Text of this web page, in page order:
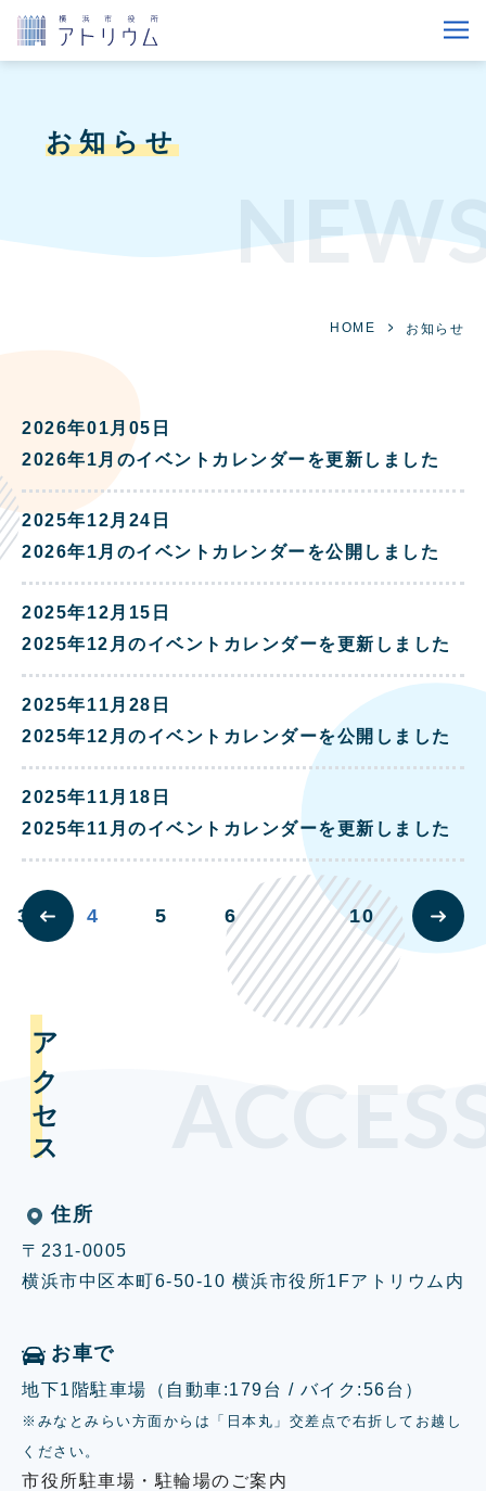
お知らせ
HOME お知らせ
2026年01月05日
2026年1月のイベントカレンダーを更新しました
2025年12月24日
2026年1月のイベントカレンダーを公開しました
2025年12月15日
2025年12月のイベントカレンダーを更新しました
2025年11月28日
2025年12月のイベントカレンダーを公開しました
2025年11月18日
2025年11月のイベントカレンダーを更新しました
3 4 5 6 10 20
アクセス
住所
〒231-0005
横浜市中区本町6-50-10 横浜市役所1Fアトリウム内
お車で
地下1階駐車場（自動車:179台 / バイク:56台）
※みなとみらい方面からは「日本丸」交差点で右折してお越し
ください。
市役所駐車場・駐輪場のご案内